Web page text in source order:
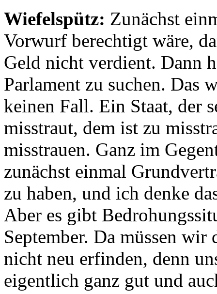
Wiefelspütz: Zunächst
Vorwurf berechtigt wäre,
Geld nicht verdient. Dann
Parlament zu suchen. Das
keinen Fall. Ein Staat, der
misstraut, dem ist zu
misstrauen. Ganz im
zunächst einmal
zu haben, und ich denke
Aber es gibt
September. Da müssen
nicht neu erfinden, denn
eigentlich ganz gut und